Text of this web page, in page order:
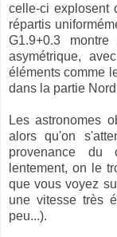
celle-ci explosent
répartis
G1.9+0.3
asymétrique,
éléments comme
dans la partie
Les astronomes
alors qu'on
provenance du
lentement, on le
que vous voyez
une vitesse très
peu...).